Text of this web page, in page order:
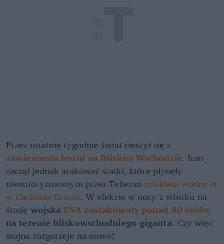
zawieszenia broni na Bliskim Wschodzie. Iran
zaczął jednak atakować statki, które płynęły
nieautoryzowanym przez Teheran szlakiem wodnym
w Cieśninie Ormuz. W efekcie w nocy z wtorku na
środę wojska USA zaatakowały ponad 80 celów
na terenie bliskowschodniego giganta. Czy więc
wojna rozgorzeje na nowo?